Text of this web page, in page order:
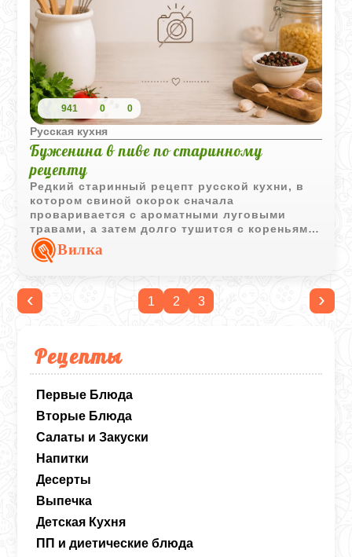
Рецепты
Первые Блюда
Вторые Блюда
Салаты и Закуски
Напитки
Десерты
Выпечка
Детская Кухня
ПП и диетические блюда
941 0 0
Русская кухня
Буженина в пиве по старинному
рецепту
Редкий старинный рецепт русской кухни, в
котором свиной окорок сначала
проваривается с ароматными луговыми
травами, а затем долго тушится с кореньями
и пивом. Мясо получается сочным и
насыщенным по вкусу.
Вилка
‹ 1 2 3 ›